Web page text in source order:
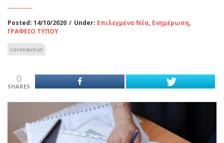
Posted: 14/10/2020 / Under: Επιλεγμένα Νέα, Ενημέρωση,
ΓΡΑΦΕΙΟ ΤΥΠΟΥ
coronavirus
0
SHARES